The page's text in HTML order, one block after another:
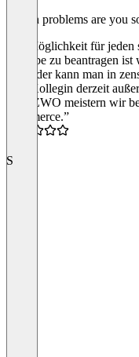
Which problems are you
Die Möglichkeit für
Urlaube zu beantragen
Kalender kann man in
eine Kollegin derzeit
“Mit ZWO meistern wir
Commerce.”
S